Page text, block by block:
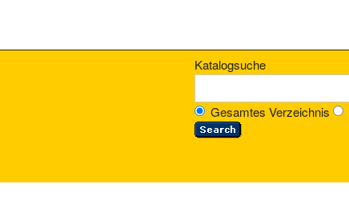
Katalogsuche
Gesamtes Verzeichnis